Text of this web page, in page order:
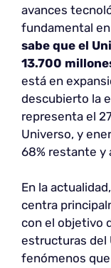
avances
fundamental
sabe que el
13.700
está en
descubierto la
representa el
Universo, y
68% restante y
En la
centra
con el objetivo
estructuras del
fenómenos